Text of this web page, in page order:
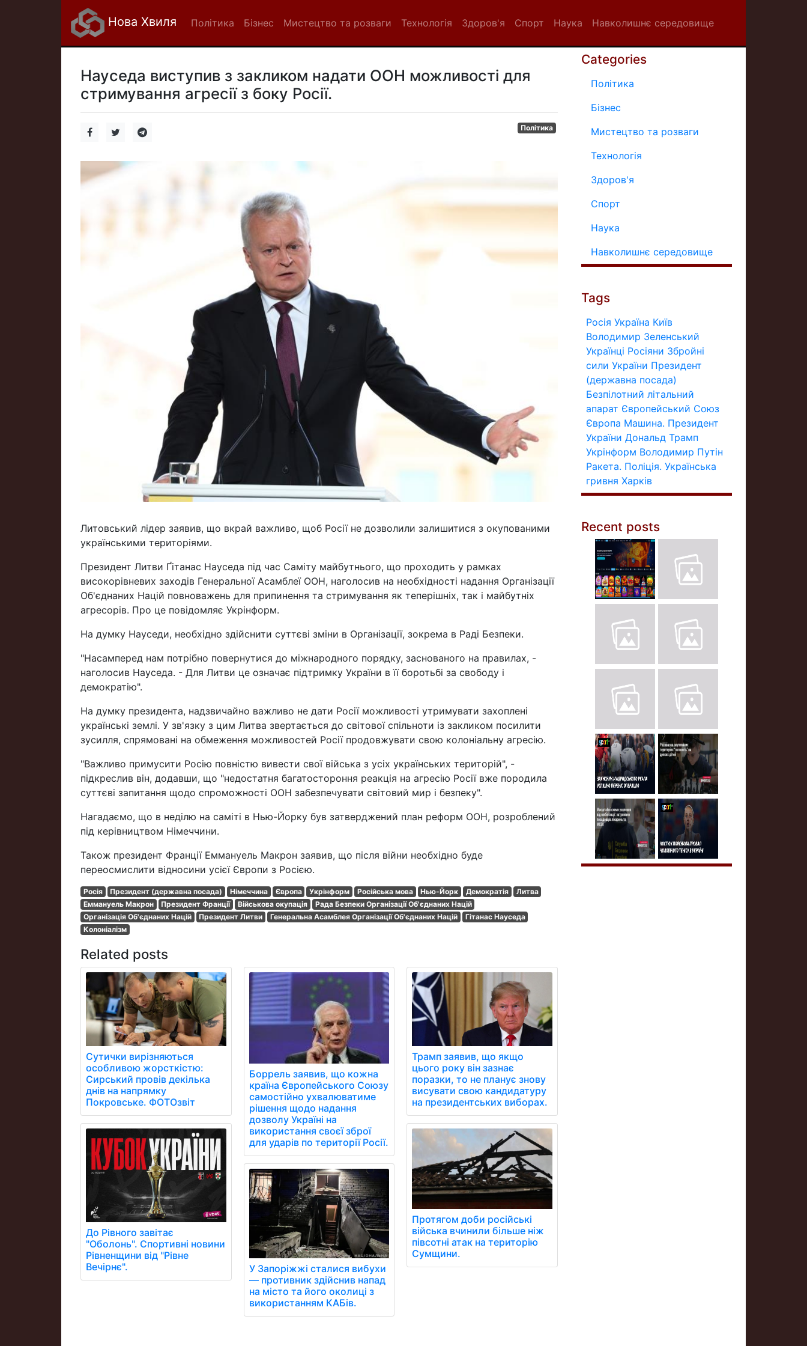
Нова Хвиля Політика Бізнес Мистецтво та розваги Технологія Здоров'я Спорт Наука Навколишнє середовище
Науседа виступив з закликом надати ООН можливості для
стримування агресії з боку Росії.
Політика
Литовський лідер заявив, що вкрай важливо, щоб Росії не дозволили залишитися з окупованими
українськими територіями.
Президент Литви Ґітанас Науседа під час Саміту майбутнього, що проходить у рамках
високорівневих заходів Генеральної Асамблеї ООН, наголосив на необхідності надання Організації
Об'єднаних Націй повноважень для припинення та стримування як теперішніх, так і майбутніх
агресорів. Про це повідомляє Укрінформ.
На думку Науседи, необхідно здійснити суттєві зміни в Організації, зокрема в Раді Безпеки.
"Насамперед нам потрібно повернутися до міжнародного порядку, заснованого на правилах, -
наголосив Науседа. - Для Литви це означає підтримку України в її боротьбі за свободу і
демократію".
На думку президента, надзвичайно важливо не дати Росії можливості утримувати захоплені
українські землі. У зв'язку з цим Литва звертається до світової спільноти із закликом посилити
зусилля, спрямовані на обмеження можливостей Росії продовжувати свою колоніальну агресію.
"Важливо примусити Росію повністю вивести свої війська з усіх українських територій", -
підкреслив він, додавши, що "недостатня багатостороння реакція на агресію Росії вже породила
суттєві запитання щодо спроможності ООН забезпечувати світовий мир і безпеку".
Нагадаємо, що в неділю на саміті в Нью-Йорку був затверджений план реформ ООН, розроблений
під керівництвом Німеччини.
Також президент Франції Еммануель Макрон заявив, що після війни необхідно буде
переосмислити відносини усієї Європи з Росією.
Росія Президент (державна посада) Німеччина Європа Укрінформ Російська мова Нью-Йорк Демократія
Литва
Еммануель Макрон
Президент Франції Військова окупація
Рада Безпеки Організації Об'єднаних Націй
Організація Об'єднаних Націй
Президент Литви Генеральна Асамблея Організації Об'єднаних Націй
Гітанас Науседа
Колоніалізм
Related posts
Сутички вирізняються
особливою жорсткістю:
Сирський провів декілька
днів на напрямку
Покровське. ФОТОзвіт
До Рівного завітає
"Оболонь". Спортивні новини
Рівненщини від "Рівне
Вечірнє".
Боррель заявив, що кожна
країна Європейського Союзу
самостійно ухвалюватиме
рішення щодо надання
дозволу Україні на
використання своєї зброї
для ударів по території Росії.
У Запоріжжі сталися вибухи
— противник здійснив напад
на місто та його околиці з
використанням КАБів.
Трамп заявив, що якщо
цього року він зазнає
поразки, то не планує знову
висувати свою кандидатуру
на президентських виборах.
Протягом доби російські
війська вчинили більше ніж
півсотні атак на територію
Сумщини.
Categories
Політика
Бізнес
Мистецтво та розваги
Технологія
Здоров'я
Спорт
Наука
Навколишнє середовище
Tags
Росія Україна Київ
Володимир Зеленський
Українці Росіяни Збройні
сили України Президент
(державна посада)
Безпілотний літальний
апарат Європейський Союз
Європа Машина. Президент
України Дональд Трамп
Укрінформ Володимир Путін
Ракета. Поліція. Українська
гривня Харків
Recent posts